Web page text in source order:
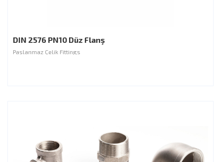
DIN 2576 PN10 Düz Flanş
Paslanmaz Çelik Fittings